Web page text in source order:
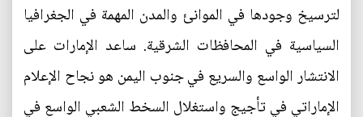
لترسيخ وجودها في الموانئ والمدن المهمة في الجغرافيا
السياسية في المحافظات الشرقية. ساعد الإمارات على
الانتشار الواسع والسريع في جنوب اليمن هو نجاح الإعلام
الإماراتي في تأجيج واستغلال السخط الشعبي الواسع في